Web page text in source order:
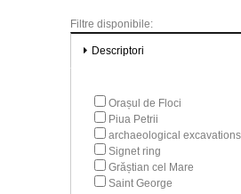
Filtre disponibile:
Descriptori
Orașul de Floci
Piua Petrii
archaeological excavations
Signet ring
Grăștian cel Mare
Saint George